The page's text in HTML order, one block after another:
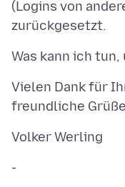
(Logins von
Vielen Dank für